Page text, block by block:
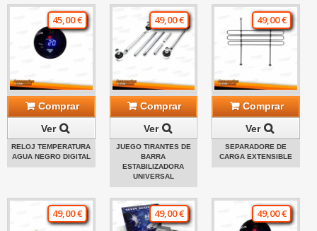
45,00 €
Comprar
Ver
RELOJ TEMPERATURA
AGUA NEGRO DIGITAL
49,00 €
Comprar
Ver
JUEGO TIRANTES DE
BARRA
ESTABILIZADORA
UNIVERSAL
49,00 €
Comprar
Ver
SEPARADORE DE
CARGA EXTENSIBLE
49,00 € 49,00 € 49,00 €